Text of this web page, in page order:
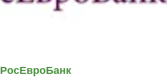
РосЕвроБанк